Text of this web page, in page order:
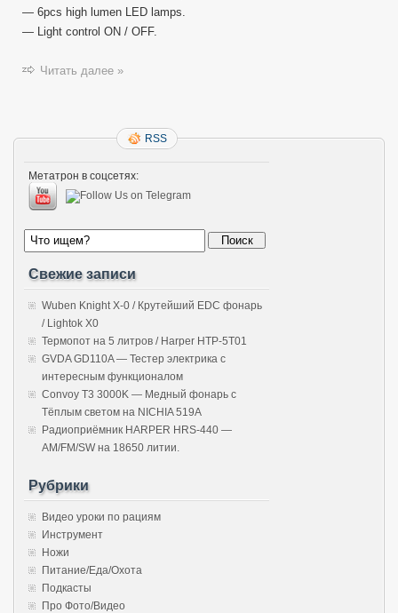
— 6pcs high lumen LED lamps.
— Light control ON / OFF.
Читать далее »
RSS
Метатрон в соцсетях:
Свежие записи
Wuben Knight X-0 / Крутейший EDC фонарь
/ Lightok X0
Термопот на 5 литров / Harper HTP-5T01
GVDA GD110A — Тестер электрика с
интересным функционалом
Convoy T3 3000K — Медный фонарь с
Тёплым светом на NICHIA 519A
Радиоприёмник HARPER HRS-440 —
AM/FM/SW на 18650 литии.
Рубрики
Видео уроки по рациям
Инструмент
Ножи
Питание/Еда/Охота
Подкасты
Про Фото/Видео